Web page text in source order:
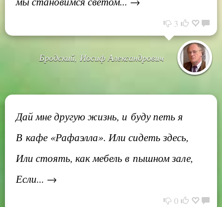
3
Бродский, Иосиф Александрович
Дай мне другую жизнь, и буду петь я
В кафе «Рафаэлла». Или сидеть здесь,
Или стоять, как мебель в пышном зале,
Если... →
0